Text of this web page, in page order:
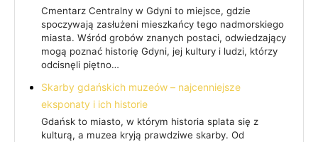
Cmentarz Centralny w Gdyni to miejsce, gdzie
spoczywają zasłużeni mieszkańcy tego nadmorskiego
miasta. Wśród grobów znanych postaci, odwiedzający
mogą poznać historię Gdyni, jej kultury i ludzi, którzy
odcisnęli piętno…
Skarby gdańskich muzeów – najcenniejsze
eksponaty i ich historie
Gdańsk to miasto, w którym historia splata się z
kulturą, a muzea kryją prawdziwe skarby. Od